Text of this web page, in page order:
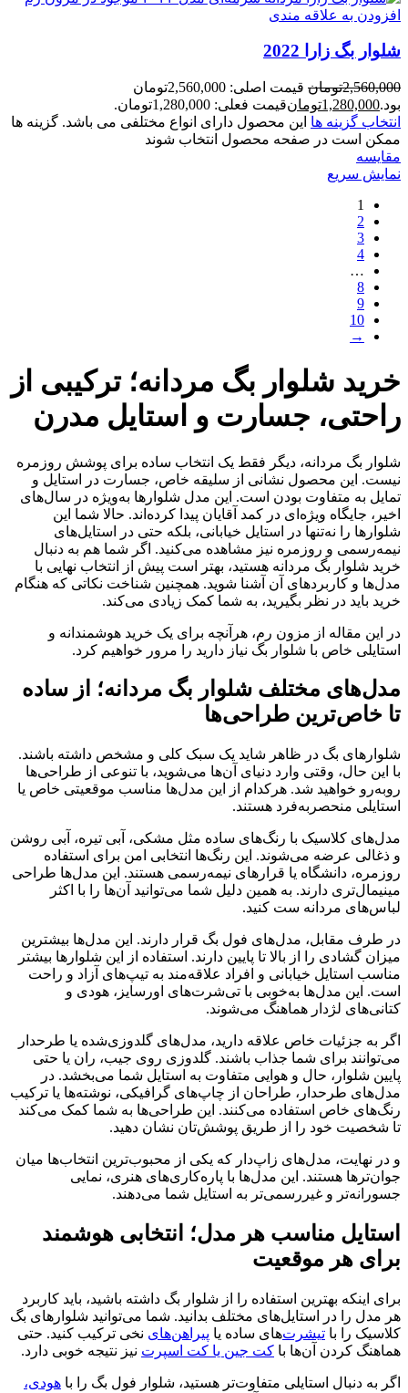
افزودن به علاقه مندی
شلوار بگ زارا 2022
2,560,000تومان
قیمت اصلی: 2,560,000تومان
بود.1,280,000تومانقیمت فعلی: 1,280,000تومان.
انتخاب گزینه ها این محصول دارای انواع مختلفی می باشد. گزینه ها
ممکن است در صفحه محصول انتخاب شوند
مقايسه
نمایش سریع
1
2
3
4
…
8
9
10
→
خرید شلوار بگ مردانه؛ ترکیبی از
راحتی، جسارت و استایل مدرن
شلوار بگ مردانه، دیگر فقط یک انتخاب ساده برای پوشش روزمره
نیست. این محصول نشانی از سلیقه خاص، جسارت در استایل و
تمایل به متفاوت بودن است. این مدل شلوارها به‌ویژه در سال‌های
اخیر، جایگاه ویژه‌ای در کمد آقایان پیدا کرده‌اند. حالا شما این
شلوارها را نه‌تنها در استایل خیابانی، بلکه حتی در استایل‌های
نیمه‌رسمی و روزمره نیز مشاهده می‌کنید. اگر شما هم به دنبال
خرید شلوار بگ مردانه هستید، بهتر است پیش از انتخاب نهایی با
مدل‌ها و کاربردهای آن آشنا شوید. همچنین شناخت نکاتی که هنگام
خرید باید در نظر بگیرید، به شما کمک زیادی می‌کند.
در این مقاله از مزون رم، هرآنچه برای یک خرید هوشمندانه و
استایلی خاص با شلوار بگ نیاز دارید را مرور خواهیم کرد.
مدل‌های مختلف شلوار بگ مردانه؛ از ساده
تا خاص‌ترین طراحی‌ها
شلوارهای بگ در ظاهر شاید یک سبک کلی و مشخص داشته باشند.
با این حال، وقتی وارد دنیای آن‌ها می‌شوید، با تنوعی از طراحی‌ها
روبه‌رو خواهید شد. هرکدام از این مدل‌ها مناسب موقعیتی خاص یا
استایلی منحصر‌به‌فرد هستند.
مدل‌های کلاسیک با رنگ‌های ساده مثل مشکی، آبی تیره، آبی روشن
و ذغالی عرضه می‌شوند. این رنگ‌ها انتخابی امن برای استفاده
روزمره، دانشگاه یا قرارهای نیمه‌رسمی هستند. این مدل‌ها طراحی
مینیمال‌تری دارند. به همین دلیل شما می‌توانید آن‌ها را با اکثر
لباس‌های مردانه ست کنید.
در طرف مقابل، مدل‌های فول بگ قرار دارند. این مدل‌ها بیشترین
میزان گشادی را از بالا تا پایین دارند. استفاده از این شلوارها بیشتر
مناسب استایل خیابانی و افراد علاقه‌مند به تیپ‌های آزاد و راحت
است. این مدل‌ها به‌خوبی با تی‌شرت‌های اورسایز، هودی و
کتانی‌های لژدار هماهنگ می‌شوند.
اگر به جزئیات خاص علاقه دارید، مدل‌های گلدوزی‌شده یا طرحدار
می‌توانند برای شما جذاب باشند. گلدوزی روی جیب، ران یا حتی
پایین شلوار، حال و هوایی متفاوت به استایل شما می‌بخشد. در
مدل‌های طرحدار، طراحان از چاپ‌های گرافیکی، نوشته‌ها یا ترکیب
رنگ‌های خاص استفاده می‌کنند. این طراحی‌ها به شما کمک می‌کند
تا شخصیت خود را از طریق پوشش‌تان نشان دهید.
و در نهایت، مدل‌های زاپ‌دار که یکی از محبوب‌ترین انتخاب‌ها میان
جوان‌ترها هستند. این مدل‌ها با پاره‌کاری‌های هنری، نمایی
جسورانه‌تر و غیررسمی‌تر به استایل شما می‌دهند.
استایل مناسب هر مدل؛ انتخابی هوشمند
برای هر موقعیت
برای اینکه بهترین استفاده را از شلوار بگ داشته باشید، باید کاربرد
هر مدل را در استایل‌های مختلف بدانید. شما می‌توانید شلوارهای بگ
کلاسیک را با تیشرت‌های ساده یا پیراهن‌های نخی ترکیب کنید. حتی
هماهنگ کردن آن‌ها با کت جین یا کت اسپرت نیز نتیجه خوبی دارد.
اگر به دنبال استایلی متفاوت‌تر هستید، شلوار فول بگ را با هودی،